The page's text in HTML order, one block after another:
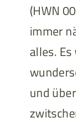
(HWN
immer
alles.
und